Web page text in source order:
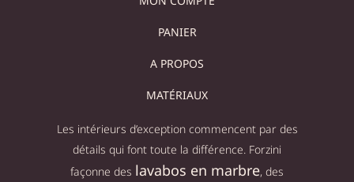
PANIER
A PROPOS
MATÉRIAUX
Les intérieurs d’exception commencent par des
détails qui font toute la différence. Forzini
façonne des lavabos en marbre, des